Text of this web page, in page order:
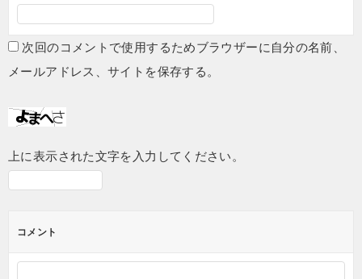
次回のコメントで使用するためブラウザーに自分の名前、
メールアドレス、サイトを保存する。
上に表示された文字を入力してください。
コメント